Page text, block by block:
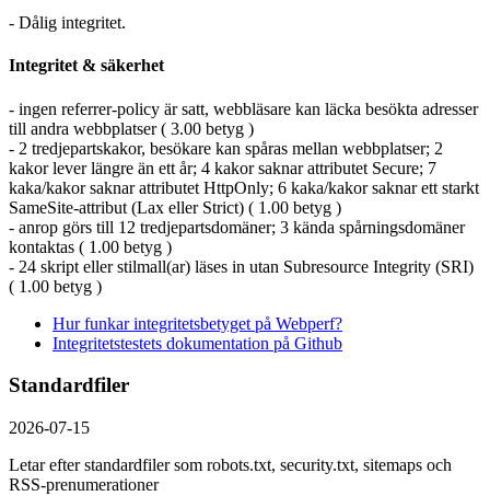
- Dålig integritet.
Integritet & säkerhet
- ingen referrer-policy är satt, webbläsare kan läcka besökta adresser
till andra webbplatser ( 3.00 betyg )
- 2 tredjepartskakor, besökare kan spåras mellan webbplatser; 2
kakor lever längre än ett år; 4 kakor saknar attributet Secure; 7
kaka/kakor saknar attributet HttpOnly; 6 kaka/kakor saknar ett starkt
SameSite-attribut (Lax eller Strict) ( 1.00 betyg )
- anrop görs till 12 tredjepartsdomäner; 3 kända spårningsdomäner
kontaktas ( 1.00 betyg )
- 24 skript eller stilmall(ar) läses in utan Subresource Integrity (SRI)
( 1.00 betyg )
Hur funkar integritetsbetyget på Webperf?
Integritetstestets dokumentation på Github
Standardfiler
2026-07-15
Letar efter standardfiler som robots.txt, security.txt, sitemaps och
RSS-prenumerationer